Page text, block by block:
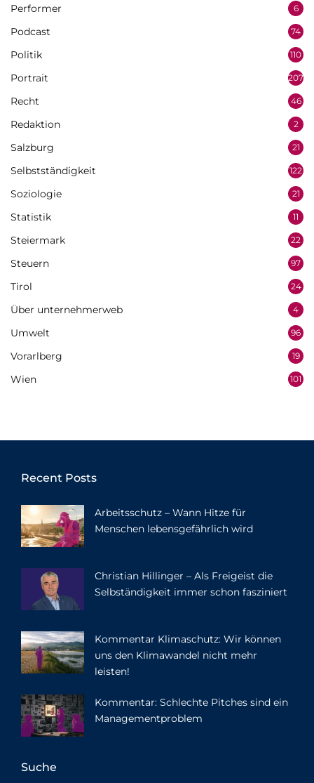
Performer 6
Podcast 74
Politik 110
Portrait 207
Recht 46
Redaktion 2
Salzburg 21
Selbstständigkeit 122
Soziologie 21
Statistik 11
Steiermark 22
Steuern 97
Tirol 24
Über unternehmerweb 4
Umwelt 96
Vorarlberg 19
Wien 101
Recent Posts
Arbeitsschutz – Wann Hitze für
Menschen lebensgefährlich wird
Christian Hillinger – Als Freigeist die
Selbständigkeit immer schon fasziniert
Kommentar Klimaschutz: Wir können
uns den Klimawandel nicht mehr
leisten!
Kommentar: Schlechte Pitches sind ein
Managementproblem
Suche